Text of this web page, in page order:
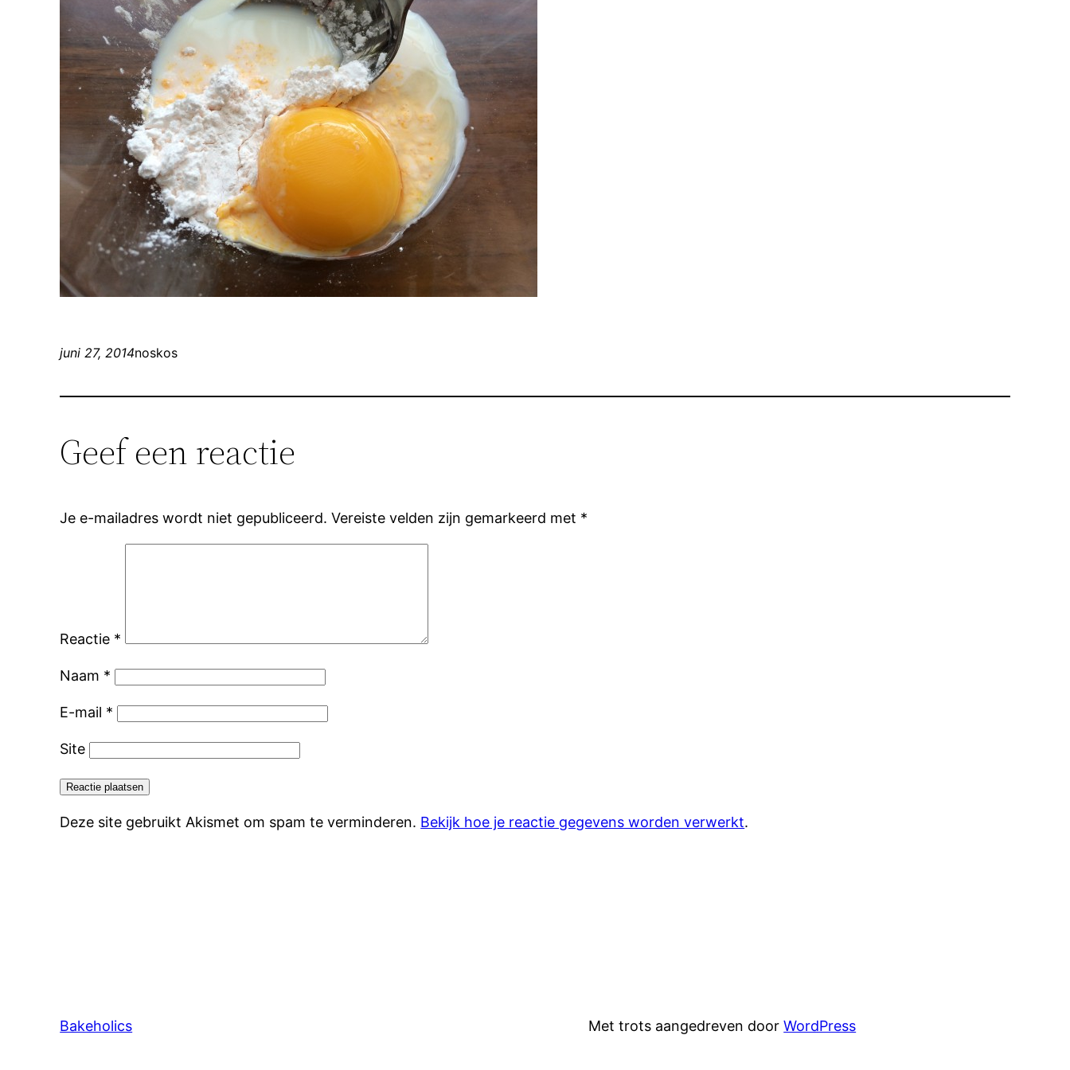
juni 27, 2014noskos
Geef een reactie
Je e-mailadres wordt niet gepubliceerd. Vereiste velden zijn gemarkeerd met *
Reactie *
Naam *
E-mail *
Site
Deze site gebruikt Akismet om spam te verminderen. Bekijk hoe je reactie gegevens worden verwerkt.
Bakeholics Met trots aangedreven doorWordPress